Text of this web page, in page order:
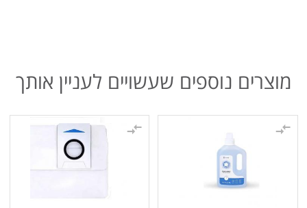
מוצרים נוספים שעשויים לעניין אותך